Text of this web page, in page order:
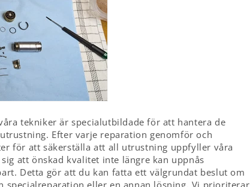
tekniker är specialutbildade för att hantera de
Efter varje reparation genomför och
för att säkerställa att all utrustning uppfyller våra
att önskad kvalitet inte längre kan uppnås
Detta gör att du kan fatta ett välgrundat beslut om
specialreparation eller en annan lösning. Vi prioriterar